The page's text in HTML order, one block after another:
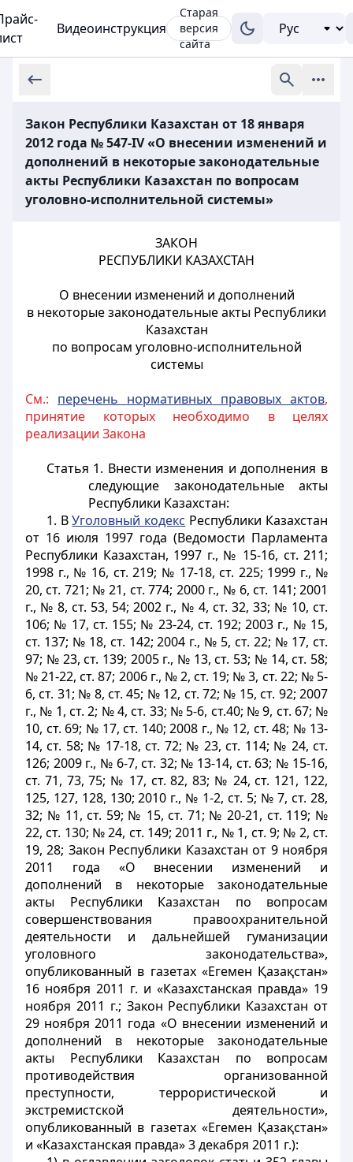
Видеоинструкция
Старая
версия
сайта
Закон Республики Казахстан от 18 января
2012 года № 547-IV «О внесении изменений и
дополнений в некоторые законодательные
акты Республики Казахстан по вопросам
уголовно-исполнительной системы»
ЗАКОН
РЕСПУБЛИКИ КАЗАХСТАН
О внесении изменений и дополнений
в некоторые законодательные акты Республики
Казахстан
по вопросам уголовно-исполнительной
системы
См.: перечень нормативных правовых актов,
принятие которых необходимо в целях
реализации Закона
Статья 1. Внести изменения и дополнения в
следующие законодательные акты
Республики Казахстан:
1. ВУголовный кодекс Республики Казахстан
от 16 июля 1997 года (Ведомости Парламента
Республики Казахстан, 1997 г., № 15-16, ст. 211;
1998 г., № 16, ст. 219; № 17-18, ст. 225; 1999 г., №
20, ст. 721; № 21, ст. 774; 2000 г., № 6, ст. 141; 2001
г., № 8, ст. 53, 54; 2002 г., № 4, ст. 32, 33; № 10, ст.
106; № 17, ст. 155; № 23-24, ст. 192; 2003 г., № 15,
ст. 137; № 18, ст. 142; 2004 г., № 5, ст. 22; № 17, ст.
97; № 23, ст. 139; 2005 г., № 13, ст. 53; № 14, ст. 58;
№ 21-22, ст. 87; 2006 г., № 2, ст. 19; № 3, ст. 22; № 5-
6, ст. 31; № 8, ст. 45; № 12, ст. 72; № 15, ст. 92; 2007
г., № 1, ст. 2; № 4, ст. 33; № 5-6, ст.40; № 9, ст. 67; №
10, ст. 69; № 17, ст. 140; 2008 г., № 12, ст. 48; № 13-
14, ст. 58; № 17-18, ст. 72; № 23, ст. 114; № 24, ст.
126; 2009 г., № 6-7, ст. 32; № 13-14, ст. 63; № 15-16,
ст. 71, 73, 75; № 17, ст. 82, 83; № 24, ст. 121, 122,
125, 127, 128, 130; 2010 г., № 1-2, ст. 5; № 7, ст. 28,
32; № 11, ст. 59; № 15, ст. 71; № 20-21, ст. 119; №
22, ст. 130; № 24, ст. 149; 2011 г., № 1, ст. 9; № 2, ст.
19, 28; Закон Республики Казахстан от 9 ноября
2011 года «О внесении изменений и
дополнений в некоторые законодательные
акты Республики Казахстан по вопросам
совершенствования правоохранительной
деятельности и дальнейшей гуманизации
уголовного законодательства»,
опубликованный в газетах «Егемен Қазақстан»
16 ноября 2011 г. и «Казахстанская правда» 19
ноября 2011 г.; Закон Республики Казахстан от
29 ноября 2011 года «О внесении изменений и
дополнений в некоторые законодательные
акты Республики Казахстан по вопросам
противодействия организованной
преступности, террористической и
экстремистской деятельности»,
опубликованный в газетах «Егемен Қазақстан»
и «Казахстанская правда» 3 декабря 2011 г.):